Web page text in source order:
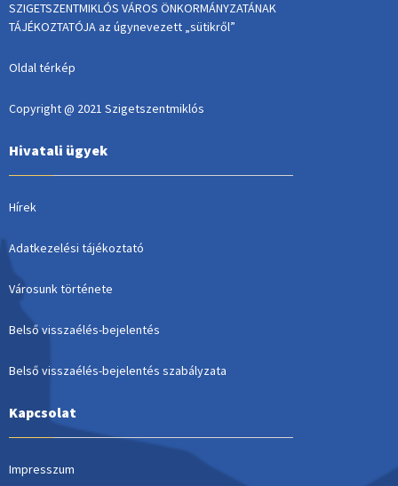
SZIGETSZENTMIKLÓS VÁROS ÖNKORMÁNYZATÁNAK
TÁJÉKOZTATÓJA az úgynevezett „sütikről”
Oldal térkép
Copyright @ 2021 Szigetszentmiklós
Hivatali ügyek
Hírek
Adatkezelési tájékoztató
Városunk története
Belső visszaélés-bejelentés
Belső visszaélés-bejelentés szabályzata
Kapcsolat
Impresszum